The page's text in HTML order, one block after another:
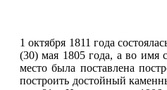
1 октября 1811 года
(30) мая 1805 года, а во имя
место была поставлена
построить достойный